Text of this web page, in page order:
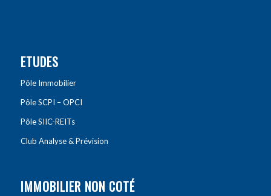
ETUDES
Pôle Immobilier
Pôle SCPI – OPCI
Pôle SIIC-REITs
Club Analyse & Prévision
IMMOBILIER NON COTÉ